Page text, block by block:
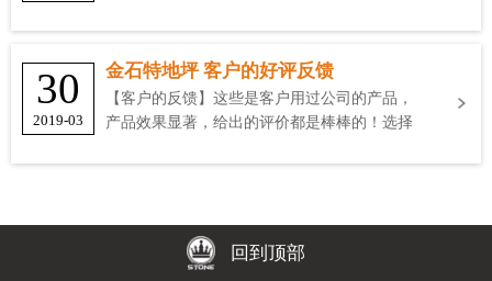
30
2019-03
金石特地坪 客户的好评反馈
【客户的反馈】这些是客户用过公司的产品，
产品效果显著，给出的评价都是棒棒的！选择
回到顶部